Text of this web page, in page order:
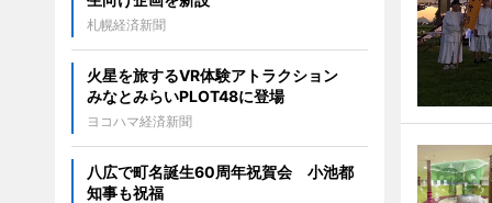
札幌経済新聞
火星を旅するVR体験アトラクション
みなとみらいPLOT48に登場
ヨコハマ経済新聞
八広で町名誕生60周年祝賀会 小池都
知事も祝福